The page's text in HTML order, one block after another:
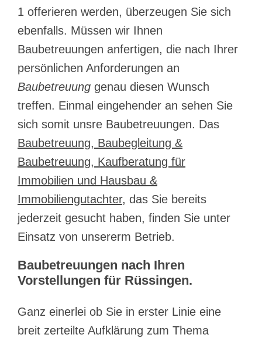
1 offerieren werden, überzeugen Sie sich
ebenfalls. Müssen wir Ihnen
Baubetreuungen anfertigen, die nach Ihrer
persönlichen Anforderungen an
Baubetreuung genau diesen Wunsch
treffen. Einmal eingehender an sehen Sie
sich somit unsre Baubetreuungen. Das
Baubetreuung, Baubegleitung &
Baubetreuung, Kaufberatung für
Immobilien und Hausbau &
Immobiliengutachter, das Sie bereits
jederzeit gesucht haben, finden Sie unter
Einsatz von unsererm Betrieb.
Baubetreuungen nach Ihren
Vorstellungen für Rüssingen.
Ganz einerlei ob Sie in erster Linie eine
breit zerteilte Aufklärung zum Thema